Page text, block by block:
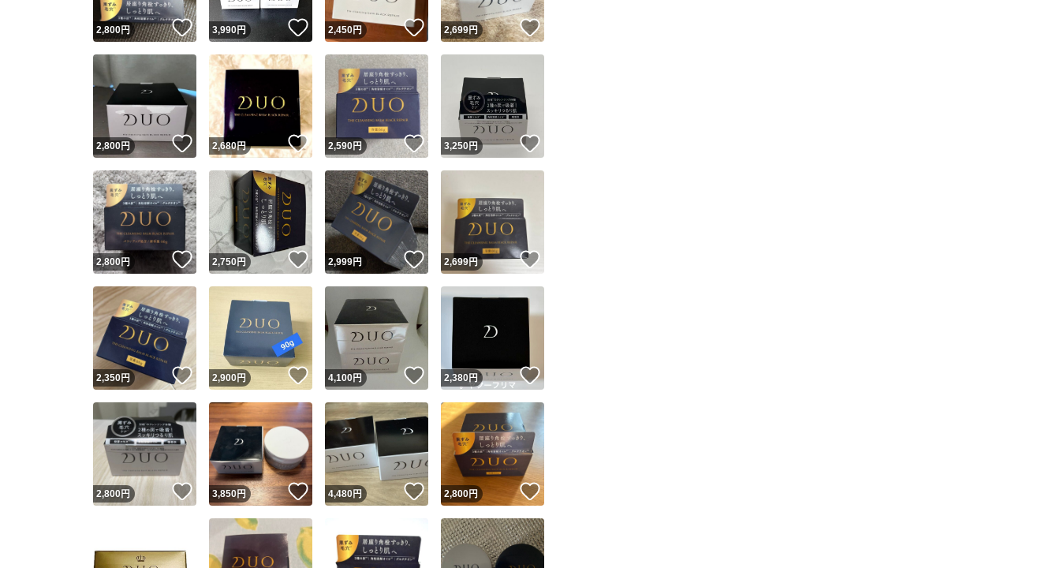
2,800円 いいね！
3,990円 いいね！
2,450円 いいね！
2,699円 いいね！
2,800円 いいね！
2,680円 いいね！
2,590円 いいね！
3,250円
2,800円 いいね！
2,750円 いいね！
2,999円 いいね！
2,699円
2,350円 いいね！
2,900円 いいね！
4,100円 いいね！
2,380円
2,800円 いいね！
3,850円 いいね！
4,480円 いいね！
2,800円 いいね！